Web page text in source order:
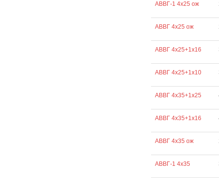
АВВГ-1 4х25 ож
АВВГ 4х25 ож
АВВГ 4х25+1х16
АВВГ 4х25+1х10
АВВГ 4х35+1х25
АВВГ 4х35+1х16
АВВГ 4х35 ож
АВВГ-1 4х35